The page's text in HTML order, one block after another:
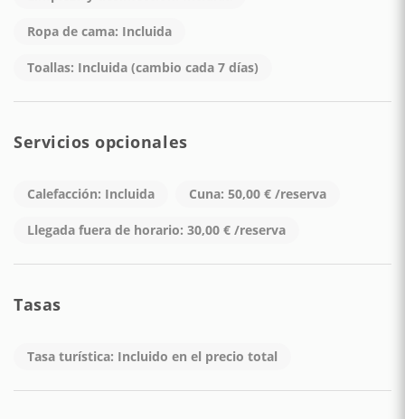
Ropa de cama: Incluida
Toallas: Incluida (cambio cada 7 días)
Servicios opcionales
Calefacción: Incluida Cuna: 50,00 € /reserva
Llegada fuera de horario: 30,00 € /reserva
Tasas
Tasa turística: Incluido en el precio total